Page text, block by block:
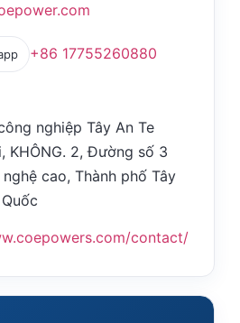
+86 17755260880
nghiệp Tây An Te
KHÔNG. 2, Đường số 3
cao, Thành phố Tây
contact/